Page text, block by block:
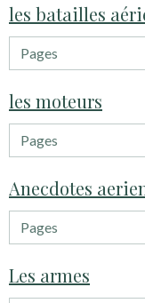
les batailles
les moteurs
Anecdotes
Les armes